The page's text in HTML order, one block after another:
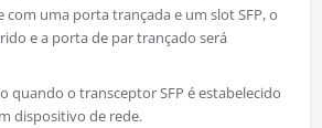
uma porta trançada e um slot SFP, o
e a porta de par trançado será
quando o transceptor SFP é estabelecido
dispositivo de rede.